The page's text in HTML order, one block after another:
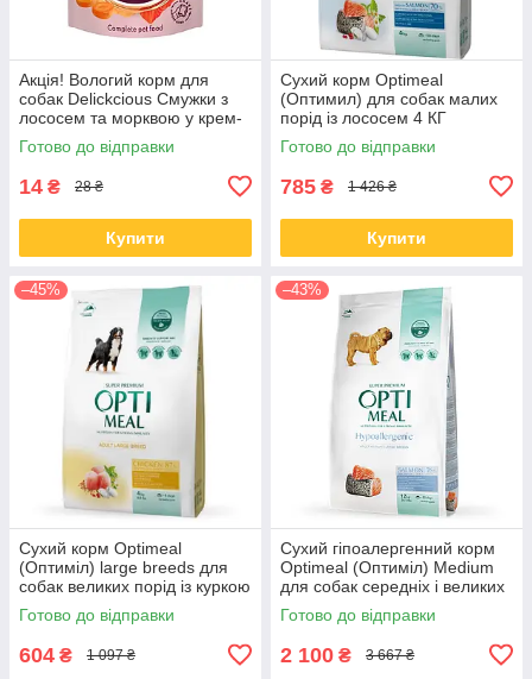
Акція! Вологий корм для
собак Delickcious Смужки з
лососем та морквою у крем-
супі 85 гр 12 шт
Готово до відправки
14 ₴ 28 ₴
Купити
Сухий корм Optimeal
(Оптимил) для собак малих
порід із лососем 4 КГ
Готово до відправки
785 ₴ 1 426 ₴
Купити
–45%
Сухий корм Optimeal
(Оптиміл) large breeds для
собак великих порід із куркою
4 КГ
Готово до відправки
604 ₴ 1 097 ₴
–43%
Сухий гіпоалергенний корм
Optimeal (Оптиміл) Medium
для собак середніх і великих
порід с лососем 12 КГ
Готово до відправки
2 100 ₴ 3 667 ₴